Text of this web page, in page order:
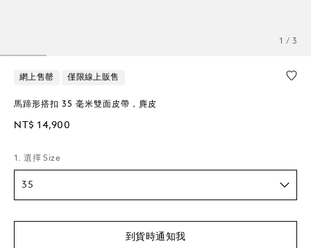
1 / 3
網上售罄 僅限線上販售
馬蹄形搭扣 35 毫米雙面皮帶，麂皮
NT$ 14,900
1. 選擇 Size
35
到貨時通知我